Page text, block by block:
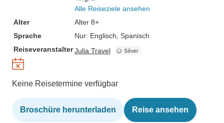
Alle Reiseziele ansehen
Alter
Alter 8+
Sprache
Nur: Englisch, Spanisch
ReiseveranstalterJulia Travel
Keine Reisetermine verfügbar
Broschüre herunterladen Reise ansehen